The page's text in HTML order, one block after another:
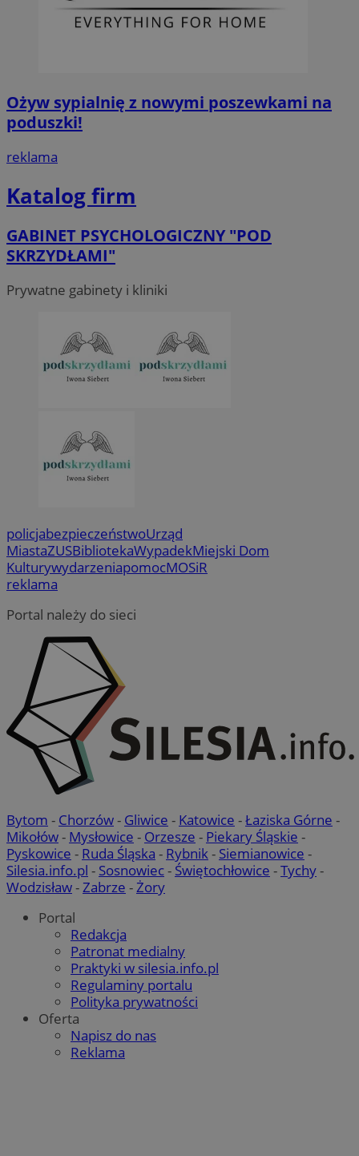
Ożyw sypialnię z nowymi poszewkami na
poduszki!
reklama
Katalog firm
GABINET PSYCHOLOGICZNY "POD
SKRZYDŁAMI"
Prywatne gabinety i kliniki
policjabezpieczeństwoUrząd
MiastaZUSBibliotekaWypadekMiejski Dom
KulturywydarzeniapomocMOSiR
reklama
Portal należy do sieci
Bytom - Chorzów- Gliwice - Katowice -Łaziska Górne -
Mikołów- Mysłowice - Orzesze - Piekary Śląskie -
Pyskowice - Ruda Śląska - Rybnik- Siemianowice -
Silesia.info.pl - Sosnowiec- Świętochłowice -Tychy-
Wodzisław-Zabrze -Żory
Portal
Redakcja
Patronat medialny
Praktyki w silesia.info.pl
Regulaminy portalu
Polityka prywatności
Oferta
Napisz do nas
Reklama